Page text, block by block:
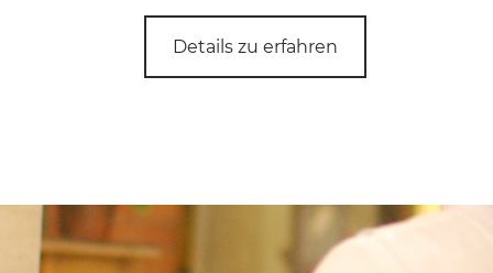
Details zu erfahren